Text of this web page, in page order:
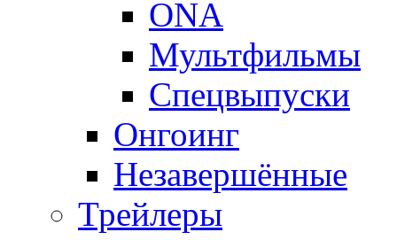
ONA
Мультфильмы
Спецвыпуски
Онгоинг
Незавершённые
Трейлеры